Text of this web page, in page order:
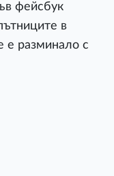
фейсбук
в
е разминало с